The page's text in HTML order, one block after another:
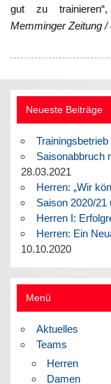
gut zu
Memminger Zeitung /
Neueste Beiträge
Saisonabbruch
28.03.2021
Herren: „Wir
Saison 2020/21
Herren I:
Herren: Ein
10.10.2020
Menü
Aktuelles
Teams
Herren
Damen